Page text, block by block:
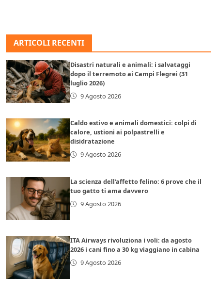
ARTICOLI RECENTI
Disastri naturali e animali: i salvataggi
dopo il terremoto ai Campi Flegrei (31
luglio 2026)
9 Agosto 2026
Caldo estivo e animali domestici: colpi di
calore, ustioni ai polpastrelli e
disidratazione
9 Agosto 2026
La scienza dell’affetto felino: 6 prove che il
tuo gatto ti ama davvero
9 Agosto 2026
ITA Airways rivoluziona i voli: da agosto
2026 i cani fino a 30 kg viaggiano in cabina
9 Agosto 2026